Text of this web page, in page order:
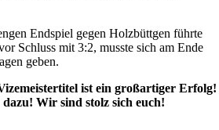
Endspiel gegen Holzbüttgen führte
Schluss mit 3:2, musste sich am Ende
geben.
ist ein großartiger Erfolg!
Wir sind stolz sich euch!